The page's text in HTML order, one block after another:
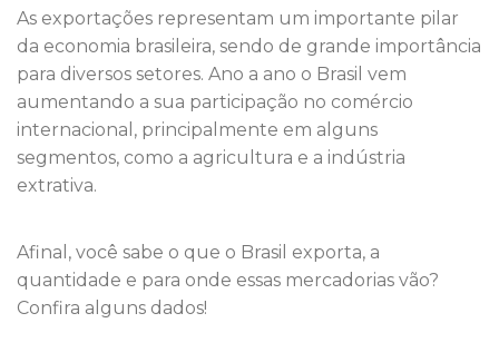
As exportações representam um importante pilar
da economia brasileira, sendo de grande importância
para diversos setores. Ano a ano o Brasil vem
aumentando a sua participação no comércio
internacional, principalmente em alguns
segmentos, como a agricultura e a indústria
extrativa.
Afinal, você sabe o que o Brasil exporta, a
quantidade e para onde essas mercadorias vão?
Confira alguns dados!